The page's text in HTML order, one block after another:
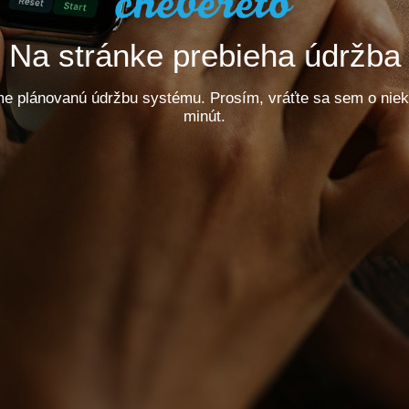
Na stránke prebieha údržba
plánovanú údržbu systému. Prosím, vráťte sa sem o
minút.